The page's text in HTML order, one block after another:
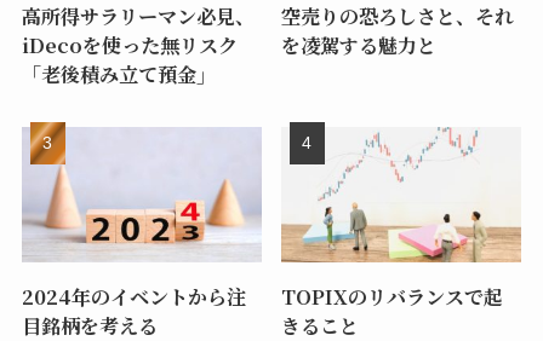
高所得サラリーマン必見、
iDecoを使った無リスク
「老後積み立て預金」
空売りの恐ろしさと、それ
を凌駕する魅力と
2024年のイベントから注
目銘柄を考える
TOPIXのリバランスで起
きること